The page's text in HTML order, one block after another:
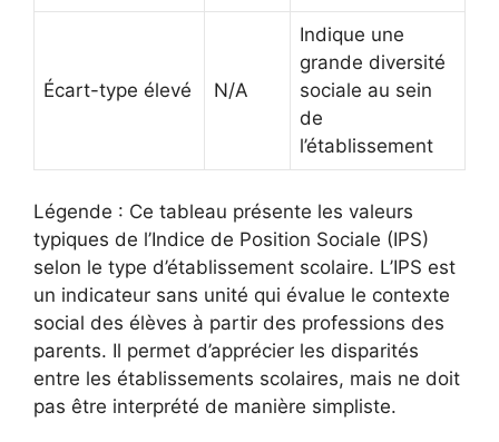
Écart-type élevé N/A
Indique une
grande diversité
sociale au sein
de
l’établissement
Légende : Ce tableau présente les valeurs
typiques de l’Indice de Position Sociale (IPS)
selon le type d’établissement scolaire. L’IPS est
un indicateur sans unité qui évalue le contexte
social des élèves à partir des professions des
parents. Il permet d’apprécier les disparités
entre les établissements scolaires, mais ne doit
pas être interprété de manière simpliste.